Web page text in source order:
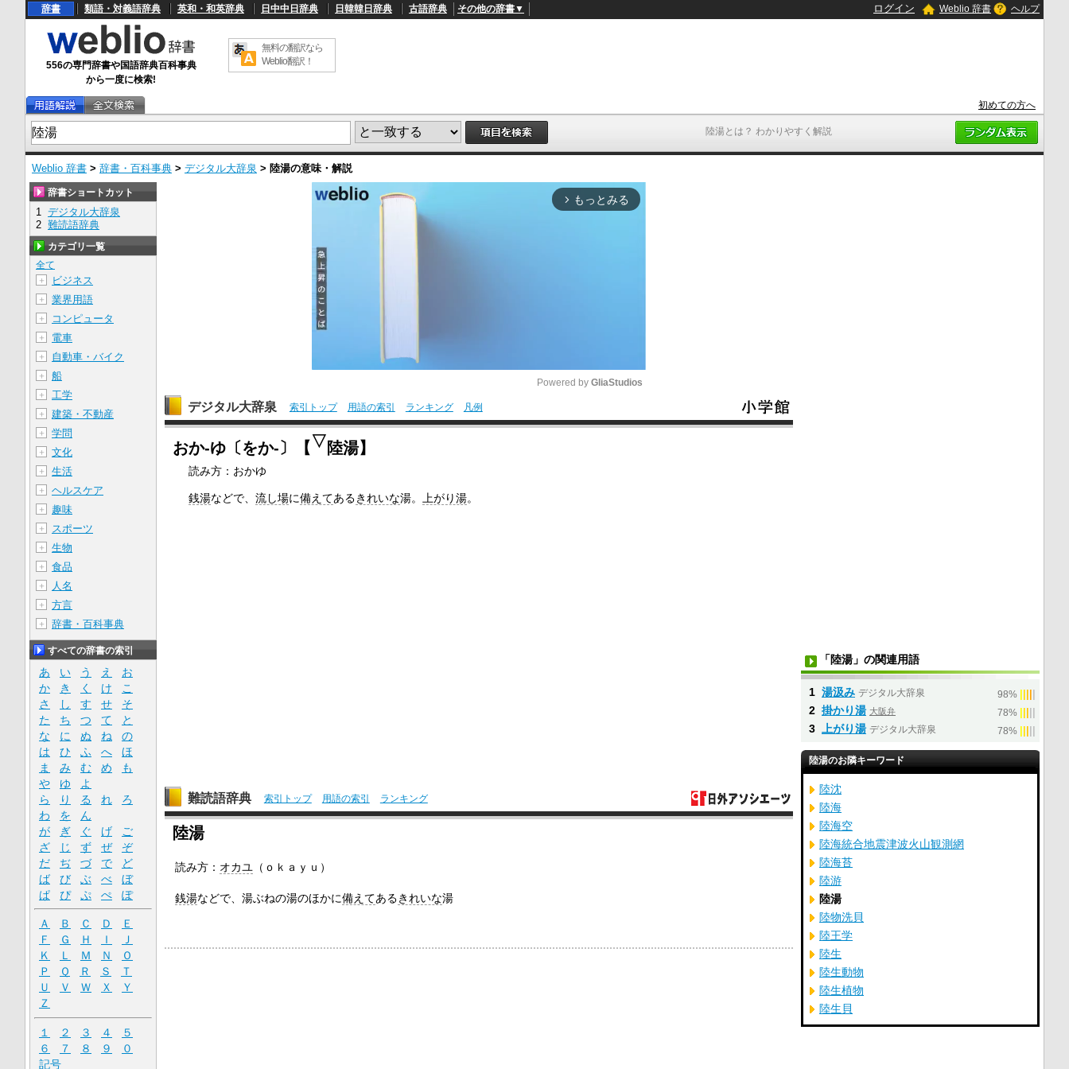
陸湯とは？ わかりやすく解説
辞書 類語・対義語辞典 英和・和英辞典 日中中日辞典 日韓韓日辞典 古語辞典 その他の辞書▼ ログイン Weblio 辞書 ヘルプ
556の専門辞書や国語辞典百科事典
から一度に検索!
無料の翻訳なら
Weblio翻訳！
初めての方へ
Weblio 辞書 > 辞書・百科事典 > デジタル大辞泉 > 陸湯の意味・解説
arrow_forward_ios もっとみる
M
Powered by GliaStudios
デジタル大辞泉 索引トップ 用語の索引 ランキング 凡例
おか‐ゆ〔をか‐〕【 ▽陸湯】
読み方：おかゆ
銭湯などで、流し場に備えてあるきれいな湯。 上がり湯。
難読語辞典 索引トップ 用語の索引 ランキング
陸湯
読み方： オカユ（ｏｋａｙｕ）
銭湯などで、湯ぶねの湯のほかに備えてあるきれいな湯
辞書ショートカット
1 デジタル大辞泉
2 難読語辞典
カテゴリ一覧
全て
＋
ビジネス
＋ 業界用語
＋ コンピュータ
＋ 電車
＋ 自動車・バイク
＋ 船
＋ 工学
＋ 建築・不動産
＋ 学問
＋ 文化
＋ 生活
＋ ヘルスケア
＋ 趣味
＋ スポーツ
＋ 生物
＋ 食品
＋ 人名
＋ 方言
＋ 辞書・百科事典
すべての辞書の索引
あ い う え
お
か
き く け
こ
さ
し す せ
そ
た
ち つ て
と
な
に ぬ ね
の
は
ひ ふ へ
ほ
ま
み む め
も
や
ゆ
よ
ら
り る れ
ろ
わ
を
ん
が
ぎ ぐ げ
ご
ざ
じ ず ぜ
ぞ
だ
ぢ づ で
ど
ば
び ぶ べ
ぼ
ぱ
ぴ ぷ ぺ ぽ
Ａ Ｂ Ｃ Ｄ
Ｅ
Ｆ
Ｇ Ｈ Ｉ
Ｊ
Ｋ
Ｌ Ｍ Ｎ
Ｏ
Ｐ
Ｑ Ｒ Ｓ
Ｔ
Ｕ
Ｖ Ｗ Ｘ
Ｙ
Ｚ
１ ２ ３ ４
５
６
７ ８ ９
０
記号
「陸湯」の関連用語
1 湯汲み デジタル大辞泉 98%
2 掛かり湯 大阪弁 78%
3 上がり湯 デジタル大辞泉 78%
陸湯のお隣キーワード
陸沈
陸海
陸海空
陸海統合地震津波火山観測網
陸海苔
陸游
陸湯
陸物洗貝
陸王学
陸生
陸生動物
陸生植物
陸生貝